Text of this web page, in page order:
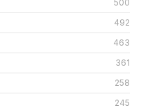
500
492
463
361
258
245